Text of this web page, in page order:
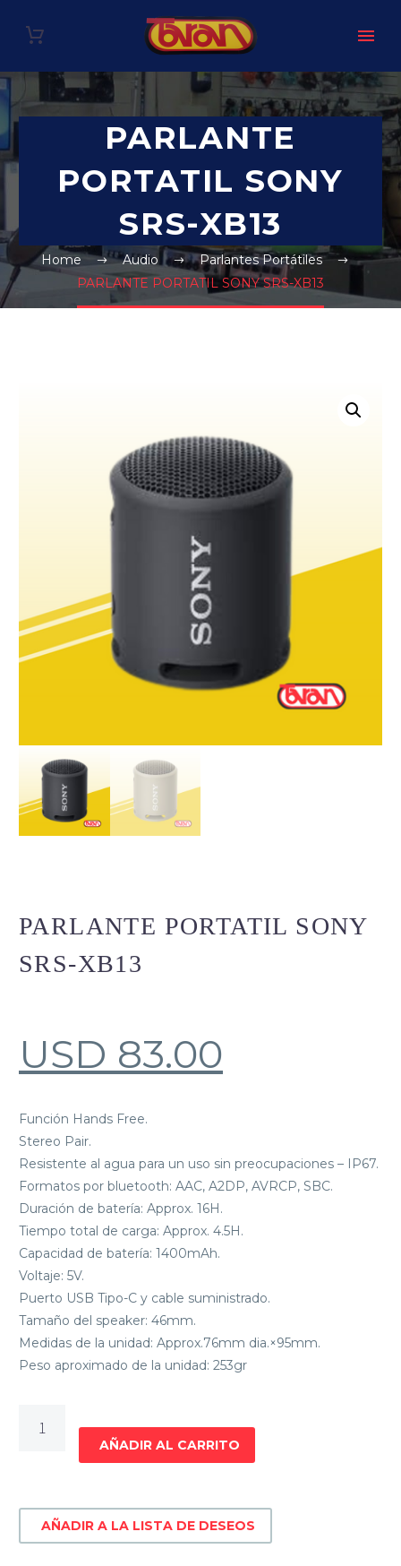
PARLANTE
PORTATIL SONY
SRS-XB13
Home Audio
Parlantes Portátiles
PARLANTE PORTATIL SONY SRS-XB13
PARLANTE PORTATIL SONY
SRS-XB13
USD 83.00
Función Hands Free.
Stereo Pair.
Resistente al agua para un uso sin preocupaciones – IP67.
Formatos por bluetooth: AAC, A2DP, AVRCP, SBC.
Duración de batería: Approx. 16H.
Tiempo total de carga: Approx. 4.5H.
Capacidad de batería: 1400mAh.
Voltaje: 5V.
Puerto USB Tipo-C y cable suministrado.
Tamaño del speaker: 46mm.
Medidas de la unidad: Approx.76mm dia.×95mm.
Peso aproximado de la unidad: 253gr
PORTATIL
XB13
cantidad
AÑADIR AL CARRITO
AÑADIR A LA LISTA DE DESEOS